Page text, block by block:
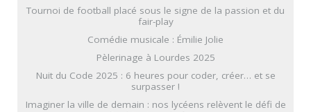
Tournoi de football placé sous le signe de la passion et du
fair-play
Comédie musicale : Émilie Jolie
Pèlerinage à Lourdes 2025
Nuit du Code 2025 : 6 heures pour coder, créer… et se
surpasser !
Imaginer la ville de demain : nos lycéens relèvent le défi de